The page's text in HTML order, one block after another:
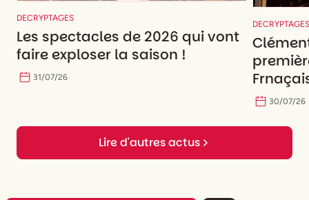
DECRYPTAGES
Les spectacles de 2026 qui vont
faire exploser la saison !
31/07/26
30/07/26
Lire d'autres actus